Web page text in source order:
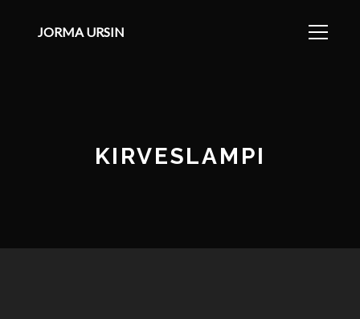
JORMA URSIN
KIRVESLAMPI